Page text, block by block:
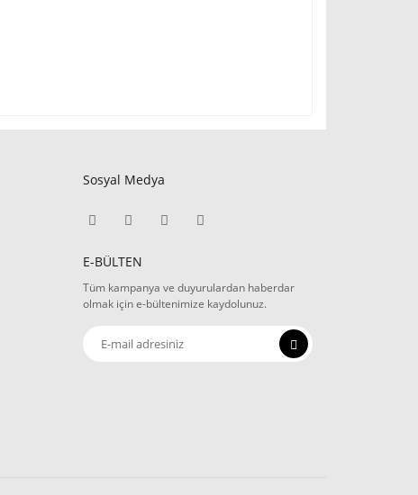
Sosyal Medya
E-BÜLTEN
Tüm kampanya ve duyurulardan haberdar
olmak için e-bültenimize kaydolunuz.